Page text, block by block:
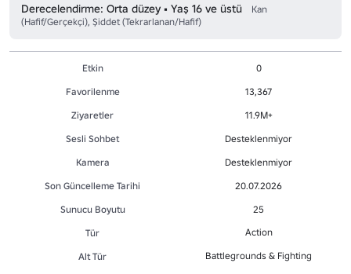
Derecelendirme: Orta düzey • Yaş 16 ve üstü
Kan
(Hafif/Gerçekçi), Şiddet (Tekrarlanan/Hafif)
Etkin
0
Favorilenme
13,367
Ziyaretler
11.9M+
Sesli Sohbet
Desteklenmiyor
Kamera
Desteklenmiyor
Son Güncelleme Tarihi
20.07.2026
Sunucu Boyutu
25
Tür
Action
Alt Tür Battlegrounds & Fighting